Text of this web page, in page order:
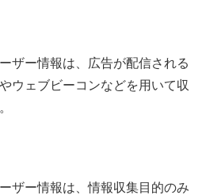
ザー情報は、広告が配信される
ウェブビーコンなどを用いて収
ザー情報は、情報収集目的のみ